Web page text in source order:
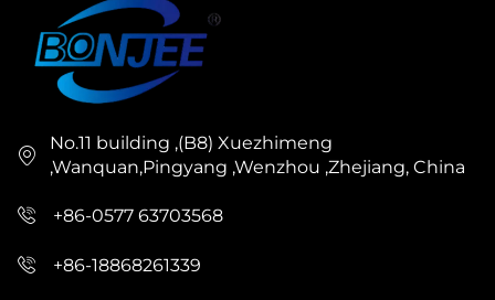
No.11 building ,(B8) Xuezhimeng
,Wanquan,Pingyang ,Wenzhou ,Zhejiang, China
+86-0577 63703568
+86-18868261339